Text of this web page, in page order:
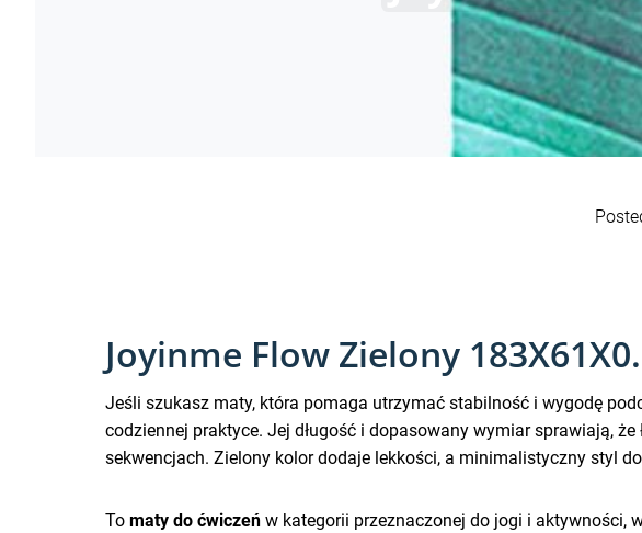
Joyinme Flow Zielony
Jeśli szukasz maty, która pomaga utrzymać stabilność i wygodę
codziennej praktyce. Jej długość i dopasowany wymiar sprawiają,
sekwencjach. Zielony kolor dodaje lekkości, a minimalistyczny styl
To maty do ćwiczeń w kategorii przeznaczonej do jogi i aktywności,